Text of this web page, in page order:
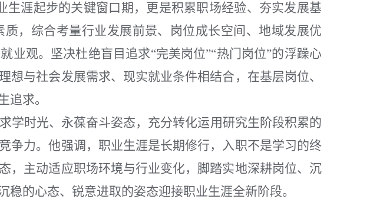
涯起步的关键窗口期，更是积累职场经验、夯实发展基
，综合考量行业发展前景、岗位成长空间、地域发展优
业观。坚决杜绝盲目追求“完美岗位”“热门岗位”的浮躁心
与社会发展需求、现实就业条件相结合，在基层岗位、
追求。
学时光、永葆奋斗姿态，充分转化运用研究生阶段积累的
争力。他强调，职业生涯是长期修行，入职不是学习的终
，主动适应职场环境与行业变化，脚踏实地深耕岗位、沉
的心态、锐意进取的姿态迎接职业生涯全新阶段。